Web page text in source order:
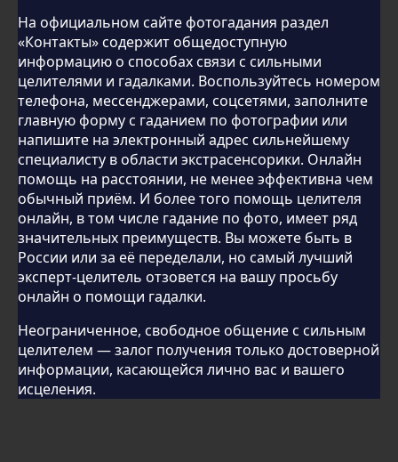
На официальном сайте фотогадания раздел
«Контакты» содержит общедоступную
информацию о способах связи с сильными
целителями и гадалками. Воспользуйтесь номером
телефона, мессенджерами, соцсетями, заполните
главную форму с гаданием по фотографии или
напишите на электронный адрес сильнейшему
специалисту в области экстрасенсорики. Онлайн
помощь на расстоянии, не менее эффективна чем
обычный приём. И более того помощь целителя
онлайн, в том числе гадание по фото, имеет ряд
значительных преимуществ. Вы можете быть в
России или за её переделали, но самый лучший
эксперт-целитель отзовется на вашу просьбу
онлайн о помощи гадалки.
Неограниченное, свободное общение с сильным
целителем — залог получения только достоверной
информации, касающейся лично вас и вашего
исцеления.